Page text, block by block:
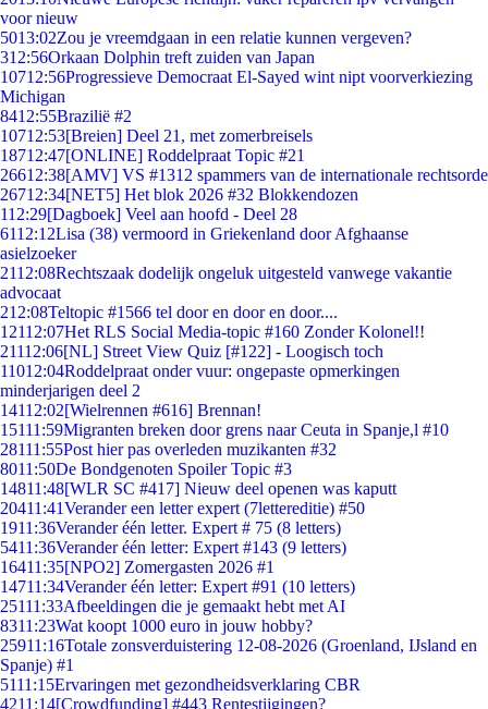
voor nieuw
5013:02Zou je vreemdgaan in een relatie kunnen vergeven?
312:56Orkaan Dolphin treft zuiden van Japan
10712:56Progressieve Democraat El-Sayed wint nipt voorverkiezing
Michigan
8412:55Brazilië #2
10712:53[Breien] Deel 21, met zomerbreisels
18712:47[ONLINE] Roddelpraat Topic #21
26612:38[AMV] VS #1312 spammers van de internationale rechtsorde
26712:34[NET5] Het blok 2026 #32 Blokkendozen
112:29[Dagboek] Veel aan hoofd - Deel 28
6112:12Lisa (38) vermoord in Griekenland door Afghaanse
asielzoeker
2112:08Rechtszaak dodelijk ongeluk uitgesteld vanwege vakantie
advocaat
212:08Teltopic #1566 tel door en door en door....
12112:07Het RLS Social Media-topic #160 Zonder Kolonel!!
21112:06[NL] Street View Quiz [#122] - Loogisch toch
11012:04Roddelpraat onder vuur: ongepaste opmerkingen
minderjarigen deel 2
14112:02[Wielrennen #616] Brennan!
15111:59Migranten breken door grens naar Ceuta in Spanje,l #10
28111:55Post hier pas overleden muzikanten #32
8011:50De Bondgenoten Spoiler Topic #3
14811:48[WLR SC #417] Nieuw deel openen was kaputt
20411:41Verander een letter expert (7lettereditie) #50
1911:36Verander één letter. Expert # 75 (8 letters)
5411:36Verander één letter: Expert #143 (9 letters)
16411:35[NPO2] Zomergasten 2026 #1
14711:34Verander één letter: Expert #91 (10 letters)
25111:33Afbeeldingen die je gemaakt hebt met AI
8311:23Wat koopt 1000 euro in jouw hobby?
25911:16Totale zonsverduistering 12-08-2026 (Groenland, IJsland en
Spanje) #1
5111:15Ervaringen met gezondheidsverklaring CBR
4211:14[Crowdfunding] #443 Rentestijgingen?